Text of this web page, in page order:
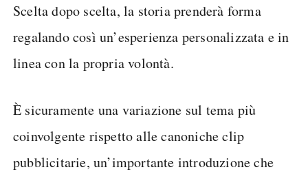
Scelta dopo scelta, la storia prenderà forma
regalando così un’esperienza personalizzata e in
linea con la propria volontà.
È sicuramente una variazione sul tema più
coinvolgente rispetto alle canoniche clip
pubblicitarie, un’importante introduzione che